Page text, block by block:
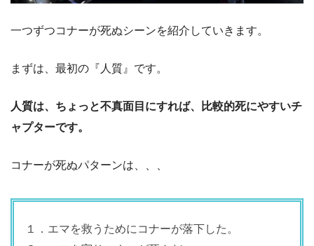
一つずつコナーが死ぬシーンを紹介していきます。
まずは、最初の『人質』です。
人質は、ちょっと不真面目にすれば、比較的死にやすいチ
ャプターです。
コナーが死ぬパターンは、、、
１．エマを救うためにコナーが落下した。